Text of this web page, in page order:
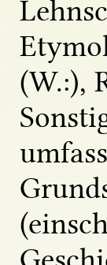
(W.:),